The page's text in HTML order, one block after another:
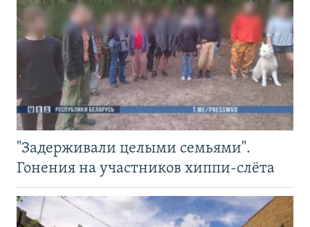
"Задерживали целыми семьями".
Гонения на участников хиппи-слёта